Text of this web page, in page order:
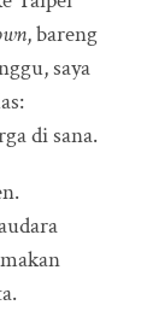
, bareng
saya
di sana.